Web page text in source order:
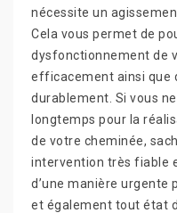
nécessite un
Cela vous permet de
dysfonctionnement de
efficacement ainsi que
durablement. Si vous
longtemps pour la
de votre cheminée,
intervention très fiable
d’une manière urgente
et également tout état